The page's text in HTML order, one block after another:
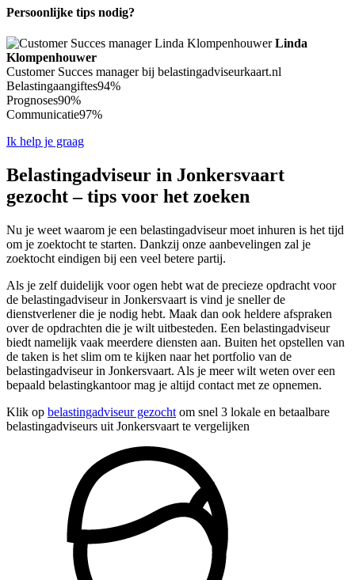
Persoonlijke tips nodig?
Linda
Klompenhouwer
Customer Succes manager bij belastingadviseurkaart.nl
Belastingaangiftes94%
Prognoses90%
Communicatie97%
Ik help je graag
Belastingadviseur in Jonkersvaart
gezocht – tips voor het zoeken
Nu je weet waarom je een belastingadviseur moet inhuren is het tijd
om je zoektocht te starten. Dankzij onze aanbevelingen zal je
zoektocht eindigen bij een veel betere partij.
Als je zelf duidelijk voor ogen hebt wat de precieze opdracht voor
de belastingadviseur in Jonkersvaart is vind je sneller de
dienstverlener die je nodig hebt. Maak dan ook heldere afspraken
over de opdrachten die je wilt uitbesteden. Een belastingadviseur
biedt namelijk vaak meerdere diensten aan. Buiten het opstellen van
de taken is het slim om te kijken naar het portfolio van de
belastingadviseur in Jonkersvaart. Als je meer wilt weten over een
bepaald belastingkantoor mag je altijd contact met ze opnemen.
Klik op belastingadviseur gezocht om snel 3 lokale en betaalbare
belastingadviseurs uit Jonkersvaart te vergelijken